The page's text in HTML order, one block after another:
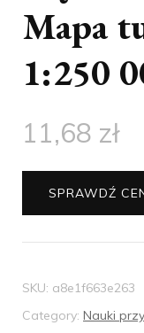
Mapa
1:250
11,68 zł
SPRAWDŹ
SKU: a8e1f663e263
Category: Nauki